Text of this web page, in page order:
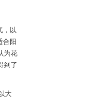
，以
合阳
为花
到了
大